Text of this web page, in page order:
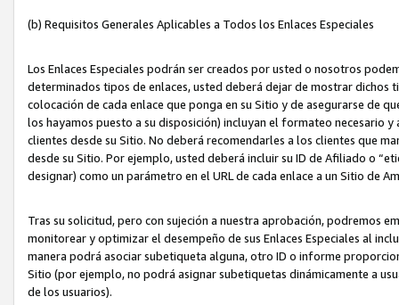
(b) Requisitos Generales Aplicables a Todos los Enlaces Especiales
Los Enlaces Especiales podrán ser creados por usted o nosotros
determinados tipos de enlaces, usted deberá dejar de mostrar dichos
colocación de cada enlace que ponga en su Sitio y de asegurarse de
los hayamos puesto a su disposición) incluyan el formateo necesario
clientes desde su Sitio. No deberá recomendarles a los clientes que
desde su Sitio. Por ejemplo, usted deberá incluir su ID de Afiliado o
designar) como un parámetro en el URL de cada enlace a un Sitio de
Tras su solicitud, pero con sujeción a nuestra aprobación, podremos
monitorear y optimizar el desempeño de sus Enlaces Especiales al
manera podrá asociar subetiqueta alguna, otro ID o informe
Sitio (por ejemplo, no podrá asignar subetiquetas dinámicamente a
de los usuarios).